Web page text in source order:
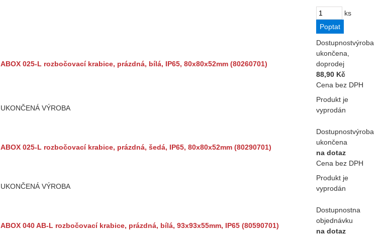
ks
ABOX 025-L rozbočovací krabice, prázdná, bílá, IP65, 80x80x52mm (80260701)
Dostupnostvýroba
ukončena,
doprodej
88,90 Kč
Cena bez DPH
UKONČENÁ VÝROBA
Produkt je
vyprodán
ABOX 025-L rozbočovací krabice, prázdná, šedá, IP65, 80x80x52mm (80290701)
Dostupnostvýroba
ukončena
na dotaz
Cena bez DPH
UKONČENÁ VÝROBA
Produkt je
vyprodán
ABOX 040 AB-L rozbočovací krabice, prázdná, bílá, 93x93x55mm, IP65 (80590701)
Dostupnostna
objednávku
na dotaz